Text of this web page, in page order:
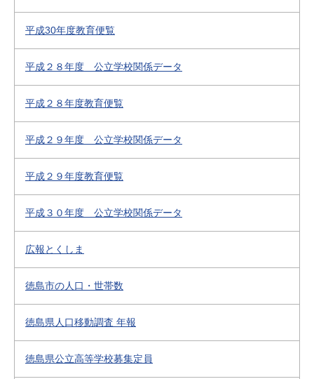
平成30年度教育便覧
平成２８年度 公立学校関係データ
平成２８年度教育便覧
平成２９年度 公立学校関係データ
平成２９年度教育便覧
平成３０年度 公立学校関係データ
広報とくしま
徳島市の人口・世帯数
徳島県人口移動調査 年報
徳島県公立高等学校募集定員